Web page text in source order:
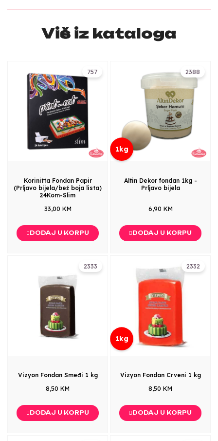
Više iz kataloga
757
Korinitta Fondan Papir
(Prljavo bijela/bež boja lista)
24Kom-Slim
33,00 KM
DODAJ U KORPU
2388
1kg
Altin Dekor fondan 1kg -
Prljavo bijela
6,90 KM
DODAJ U KORPU
2333
Vizyon Fondan Smeđi 1 kg
8,50 KM
DODAJ U KORPU
2332
1kg
Vizyon Fondan Crveni 1 kg
8,50 KM
DODAJ U KORPU